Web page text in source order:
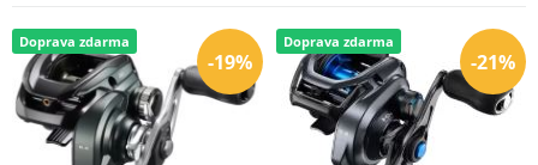
-19%
Doprava zdarma
-21%
Doprava zdarma